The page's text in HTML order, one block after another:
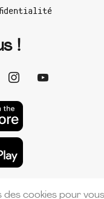
!
des cookies pour